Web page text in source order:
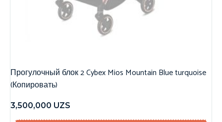
Прогулочный блок 2 Cybex Mios Mountain Blue turquoise
(Копировать)
3,500,000 UZS